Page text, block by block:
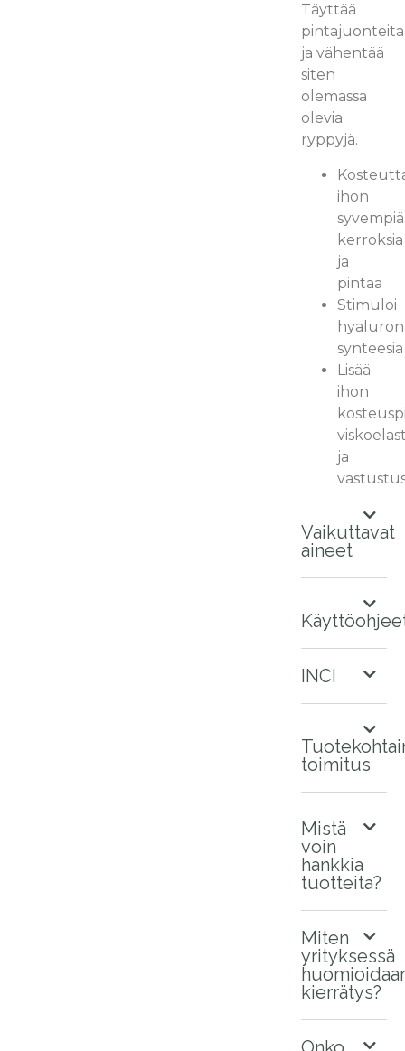
Täyttää
pintajuonteita
ja vähentää
siten
olemassa
olevia
ryppyjä.
ihon
syvempiä
kerroksia
ja
pintaa
Stimuloi
synteesiä
Lisää
ihon
ja
Vaikuttavat
aineet
INCI
toimitus
Mistä
voin
hankkia
tuotteita?
Miten
yrityksessä
kierrätys?